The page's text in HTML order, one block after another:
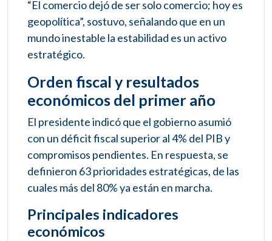
“El comercio dejó de ser solo comercio; hoy es
geopolítica”, sostuvo, señalando que en un
mundo inestable la estabilidad es un activo
estratégico.
Orden fiscal y resultados
económicos del primer año
El presidente indicó que el gobierno asumió
con un déficit fiscal superior al 4% del PIB y
compromisos pendientes. En respuesta, se
definieron 63 prioridades estratégicas, de las
cuales más del 80% ya están en marcha.
Principales indicadores
económicos